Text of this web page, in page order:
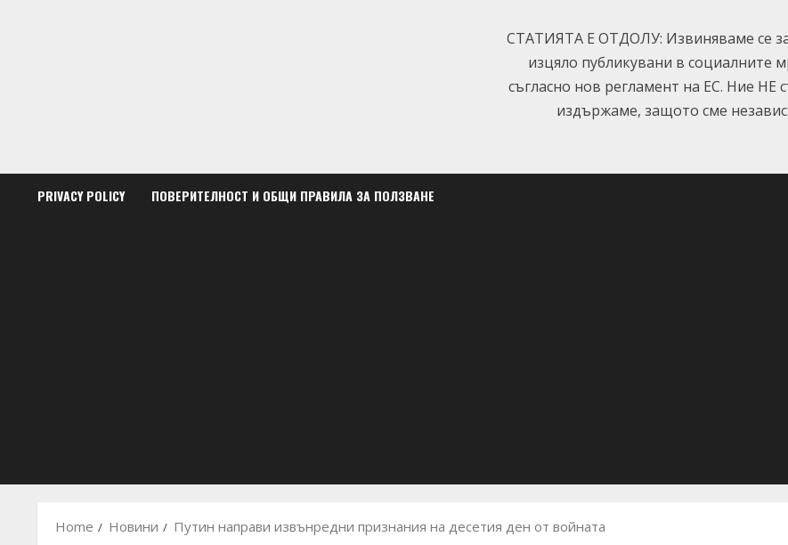
СТАТИЯТА Е ОТДОЛУ: Извиняваме се
изцяло публикувани в социалните
съгласно нов регламент на ЕС. Ние НЕ
издържаме, защото сме
PRIVACY POLICY ПОВЕРИТЕЛНОСТ И ОБЩИ ПРАВИЛА ЗА ПОЛЗВАНЕ
Home Новини Путин направи извънредни признания на десетия ден от войната